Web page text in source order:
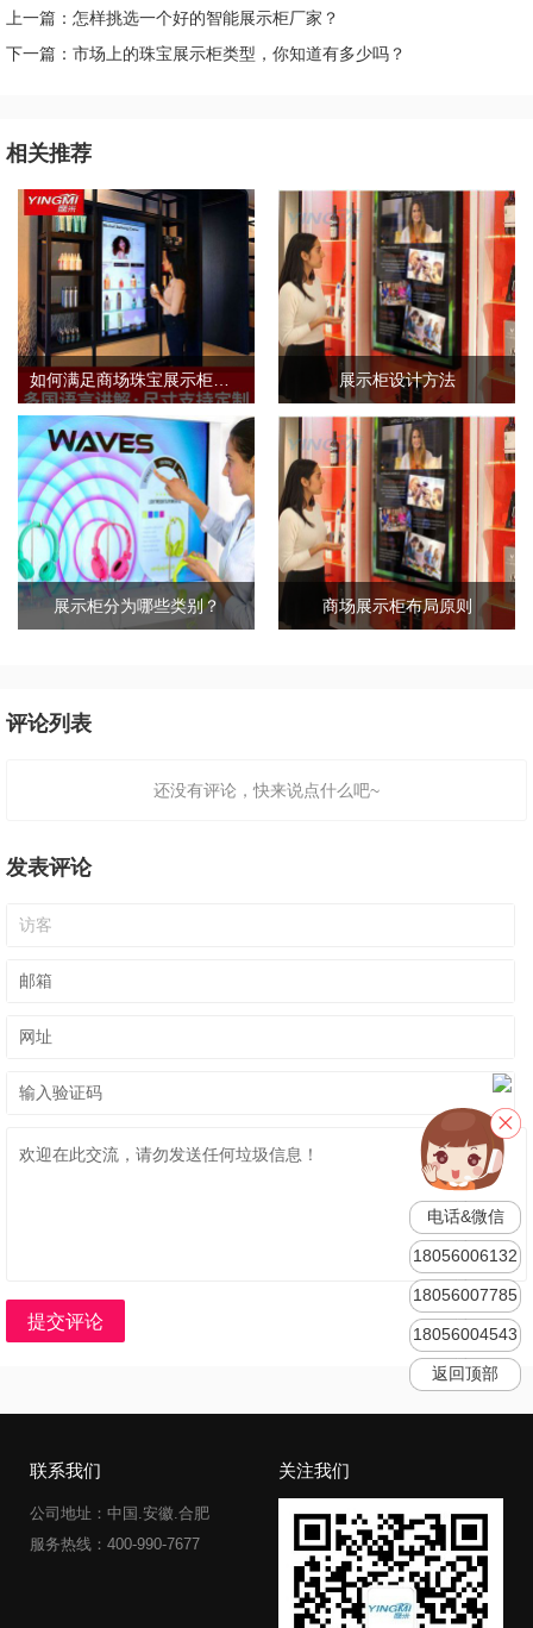
上一篇：怎样挑选一个好的智能展示柜厂家？
下一篇：市场上的珠宝展示柜类型，你知道有多少吗？
相关推荐
展示柜设计方法
展示柜分为哪些类别？ 商场展示柜布局原则
评论列表
还没有评论，快来说点什么吧~
发表评论
提交评论
联系我们
公司地址：中国.安徽.合肥
服务热线：400-990-7677
关注我们
电话&微信
18056006132
18056007785
18056004543
返回顶部